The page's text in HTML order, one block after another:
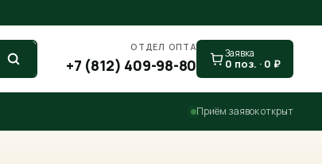
ОТДЕЛ ОПТА
+7 (812) 409-98-80
Заявка
0 поз. · 0 ₽
Приём заявок открыт